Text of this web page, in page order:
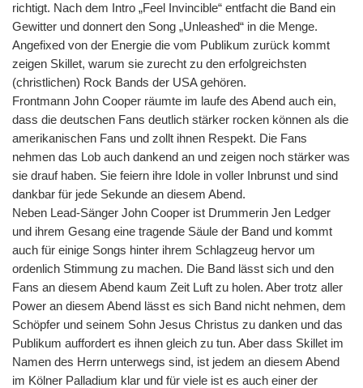
richtigt. Nach dem Intro „Feel Invincible“ entfacht die Band ein
Gewitter und donnert den Song „Unleashed“ in die Menge.
Angefixed von der Energie die vom Publikum zurück kommt
zeigen Skillet, warum sie zurecht zu den erfolgreichsten
(christlichen) Rock Bands der USA gehören.
Frontmann John Cooper räumte im laufe des Abend auch ein,
dass die deutschen Fans deutlich stärker rocken können als die
amerikanischen Fans und zollt ihnen Respekt. Die Fans
nehmen das Lob auch dankend an und zeigen noch stärker was
sie drauf haben. Sie feiern ihre Idole in voller Inbrunst und sind
dankbar für jede Sekunde an diesem Abend.
Neben Lead-Sänger John Cooper ist Drummerin Jen Ledger
und ihrem Gesang eine tragende Säule der Band und kommt
auch für einige Songs hinter ihrem Schlagzeug hervor um
ordenlich Stimmung zu machen. Die Band lässt sich und den
Fans an diesem Abend kaum Zeit Luft zu holen. Aber trotz aller
Power an diesem Abend lässt es sich Band nicht nehmen, dem
Schöpfer und seinem Sohn Jesus Christus zu danken und das
Publikum auffordert es ihnen gleich zu tun. Aber dass Skillet im
Namen des Herrn unterwegs sind, ist jedem an diesem Abend
im Kölner Palladium klar und für viele ist es auch einer der